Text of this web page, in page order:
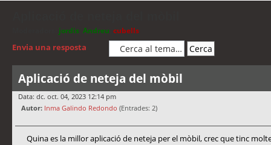
jordis Andreu cubells
Envia una resposta
Aplicació de neteja del mòbil
Data: dc. oct. 04, 2023 12:14 pm
Autor: Inma Galindo Redondo (Entrades: 2)
Quina es la millor aplicació de neteja per el mòbil, crec que tinc